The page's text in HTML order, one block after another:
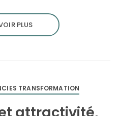
PLUS
TRANSFORMATION
attractivité,